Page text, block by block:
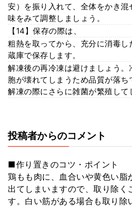
安）を振り入れて、全体をかき混
味をみて調整しましょう。
【14】保存の際は、
粗熱を取ってから、充分に消毒
蔵庫で保存します。
解凍後の再冷凍は避けましょう。
胞が壊れてしまうため品質が落ち
解凍の際にさらに雑菌が繁殖して
投稿者からのコメント
■作り置きのコツ・ポイント
鶏もも肉に、血合いや黄色い脂
出てしまいますので、取り除く
す。白い筋がある場合も取り除